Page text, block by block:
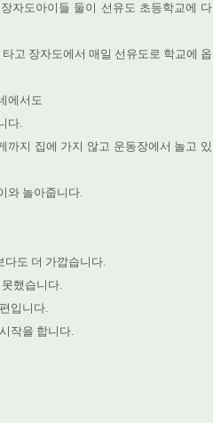
자도아이들 둘이 선유도 초등학교에 다
고 장자도에서 매일 선유도로 학교에 옵
에서도
다.
까지 집에 가지 않고 운동장에서 놀고 있
와 놀아줍니다.
다도 더 가깝습니다.
했습니다.
입니다.
작을 합니다.